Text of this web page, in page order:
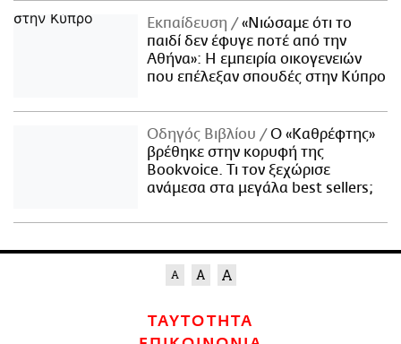
Εκπαίδευση
«Νιώσαμε ότι το
παιδί δεν έφυγε ποτέ από την
Αθήνα»: Η εμπειρία οικογενειών
που επέλεξαν σπουδές στην Κύπρο
Οδηγός Βιβλίου
Ο «Καθρέφτης»
βρέθηκε στην κορυφή της
Bookvoice. Τι τον ξεχώρισε
ανάμεσα στα μεγάλα best sellers;
ΤΑΥΤΟΤΗΤΑ